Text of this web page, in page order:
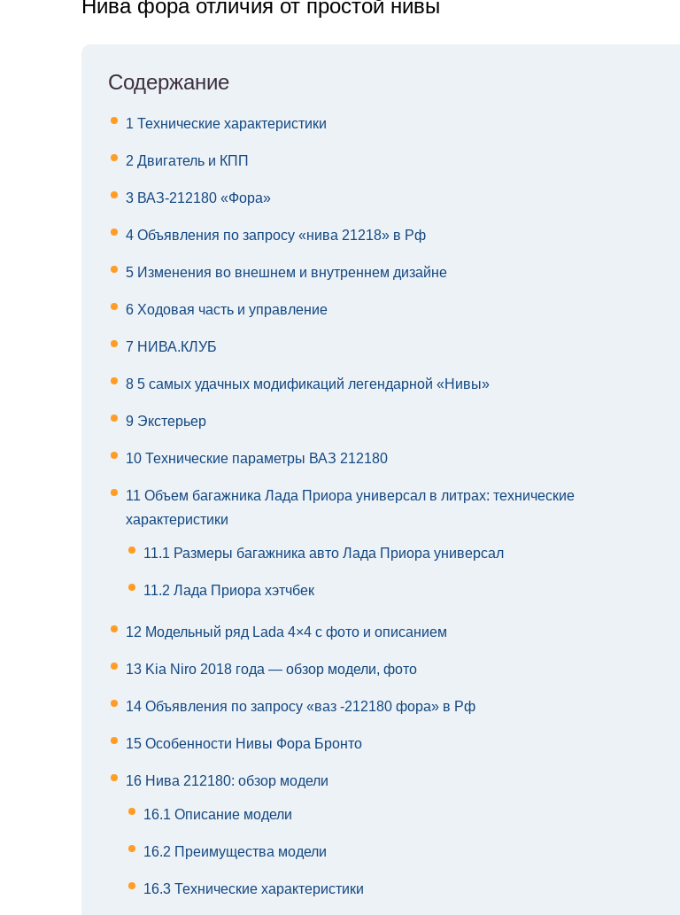
Нива фора отличия от простой нивы
Содержание
1 Технические характеристики
2 Двигатель и КПП
3 ВАЗ-212180 «Фора»
4 Объявления по запросу «нива 21218» в Рф
5 Изменения во внешнем и внутреннем дизайне
6 Ходовая часть и управление
7 НИВА.КЛУБ
8 5 самых удачных модификаций легендарной «Нивы»
9 Экстерьер
10 Технические параметры ВАЗ 212180
11 Объем багажника Лада Приора универсал в литрах: технические
характеристики
11.1 Размеры багажника авто Лада Приора универсал
11.2 Лада Приора хэтчбек
12 Модельный ряд Lada 4×4 с фото и описанием
13 Kia Niro 2018 года — обзор модели, фото
14 Объявления по запросу «ваз -212180 фора» в Рф
15 Особенности Нивы Фора Бронто
16 Нива 212180: обзор модели
16.1 Описание модели
16.2 Преимущества модели
16.3 Технические характеристики